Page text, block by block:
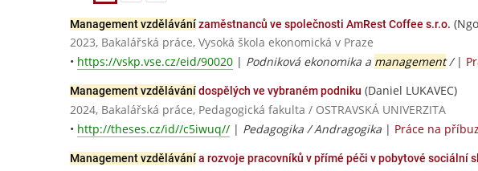
Management vzdělávánízaměstnanců ve společnosti AmRest Coffee s.r.o.
2023, Bakalářská práce, Vysoká škola ekonomická v Praze
• https://vskp.vse.cz/eid/90020 | Podniková ekonomika a management/ |
Management vzdělávánídospělých ve vybraném podniku (Daniel LUKAVEC)
2024, Bakalářská práce, Pedagogická fakulta / OSTRAVSKÁ UNIVERZITA
• http://theses.cz/id//c5iwuq// | Pedagogika / Andragogika | Práce na
Management vzdělávánía rozvoje pracovníků v přímé péči v pobytové sociální